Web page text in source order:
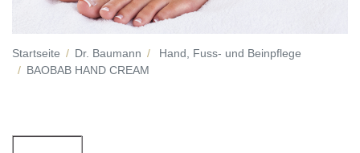
Startseite Dr. Baumann
Hand, Fuss- und Beinpflege
BAOBAB HAND CREAM